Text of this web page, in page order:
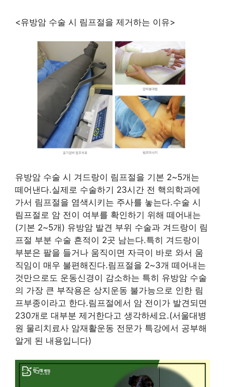
<유방암 수술 시 림프절을 제거하는 이유>
유방암 수술 시 겨드랑이 림프절을 기본 2~5개는
떼어낸다.실제로 수술하기 23시간 전 핵의학과에
가서 림프절을 염색시키는 주사를 놓는다.수술 시
림프절로 암 전이 여부를 확인하기 위해 떼어내는
(기본 2~5개) 유방암 발견 부위 수술과 겨드랑이 림
프절 부분 수술 흔적이 2곳 남는다.특히 겨드랑이
부분은 팔을 들거나 움직이면 자극이 바로 와서 움
직임이 매우 불편해진다.림프절을 2~3개 떼어내는
것만으로도 운동신경이 감소하는 특히 유방암 수술
의 가장 큰 부작용은 상지운동 불가능으로 인한 림
프부종이라고 한다.림프절에서 암 전이가 발견되면
230개로 대부분 제거한다고 생각하세요.(서울대병
원 물리치료사 암재활운동 전문가 특강에서 공부해
알게 된 내용입니다)